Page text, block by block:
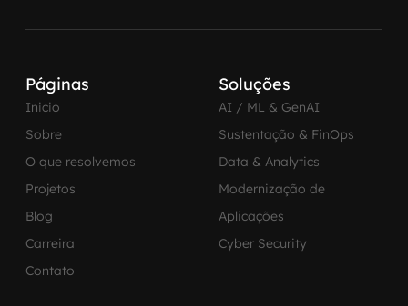
Páginas
Inicio
Sobre
O que resolvemos
Projetos
Blog
Carreira
Contato
Soluções
AI / ML & GenAI
Sustentação & FinOps
Data & Analytics
Modernização de
Aplicações
Cyber Security